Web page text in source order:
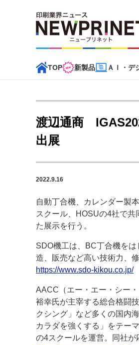
TOP 新製品 ＡＩ・デ
インデックス
TOP 新着記事 特集
カテゴリー一覧
特集記事カテゴリー一覧
特集・デジタル印刷 アイデア
特集・デジタル印刷 ～ 新成長
案内
発刊案内 JFPI印刷用
運営
会社案内 購読・購入
渡辺通商
出展
2022.9.16
自動丁合機、カレンダー製
スクール、HOSUの4社で
た展示を行う。
SDO機工は、BC丁合機を
造、販売など高い技術力、
https://www.sdo-kikou.co.jp/
AACC（エー・エー・シー
裕幸氏が主宰する総合格闘
クシング」など多くの国内
カラダを強くする」をテー
の4スクールを運営。同社が